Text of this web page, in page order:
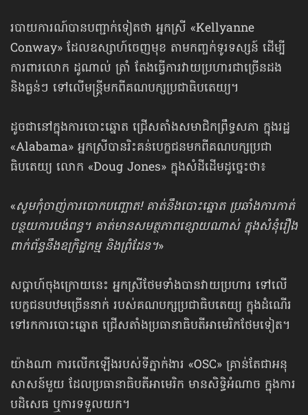
របាយការណ៍បានបញ្ជាក់ទៀតថា អ្នកស្រី «Kellyanne
Conway» ដែលឧស្សាហ៍ចេញមុខ តាមកញ្ចក់ទូរទស្សន៍ ដើម្បី
ការពារលោក ដូណាល់ ត្រាំ តែងធ្វើការវាយប្រហារជាច្រើនដង
និងធ្ងន់ៗ ទៅលើមន្ត្រីមកពីគណបក្សប្រជាធិបតេយ្យ។
ដូចជានៅក្នុងការបោះឆ្នោត ជ្រើសតាំងសមាជិកព្រឹទ្ធសភា ក្នុងរដ្ឋ
«Alabama» អ្នកស្រីបានរិះគន់បេក្ខជនមកពីគណបក្សប្រជា
ធិបតេយ្យ លោក «Doug Jones» ក្នុងសំដីដើមដូច្នេះថា៖
«សូមកុំចាញ់ការបោកបញ្ឆោត! គាត់នឹងបោះឆ្នោត ប្រឆាំងការកាត់
បន្ថយការបង់ពន្ធ។ គាត់មានសមត្ថភាពខ្សោយណាស់ ក្នុងសំនុំរឿង
ពាក់ព័ន្ធនឹងឧក្រិដ្ឋកម្ម និងព្រំដែន។»
សប្ដាហ៍ចុងក្រោយនេះ អ្នកស្រីថែមទាំងបានវាយប្រហារ ទៅលើ
បេក្ខជនបឋមច្រើននាក់ របស់គណបក្សប្រជាធិបតេយ្យ ក្នុងដំណើរ
ទៅរកការបោះឆ្នោត ជ្រើសតាំងប្រធានាធិបតីអាមេរិកថែមទៀត។
យ៉ាងណា ការលើកឡើងរបស់ទីភ្នាក់ងារ «OSC» គ្រាន់តែជាអនុ
សាសន៍មួយ ដែលប្រធានាធិបតីអាមេរិក មានសិទ្ធិអំណាច ក្នុងការ
បដិសេធ ឬការទទួលយក។